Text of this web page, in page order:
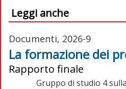
Leggi anche
Documenti, 2026-9
La formazione dei
Rapporto finale
Gruppo di studio 4